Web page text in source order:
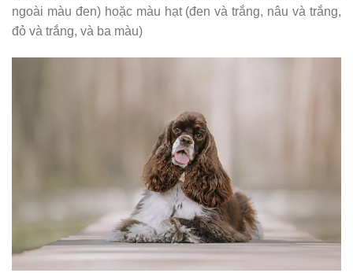
ngoài màu đen) hoặc màu hạt (đen và trắng, nâu và trắng,
đỏ và trắng, và ba màu)